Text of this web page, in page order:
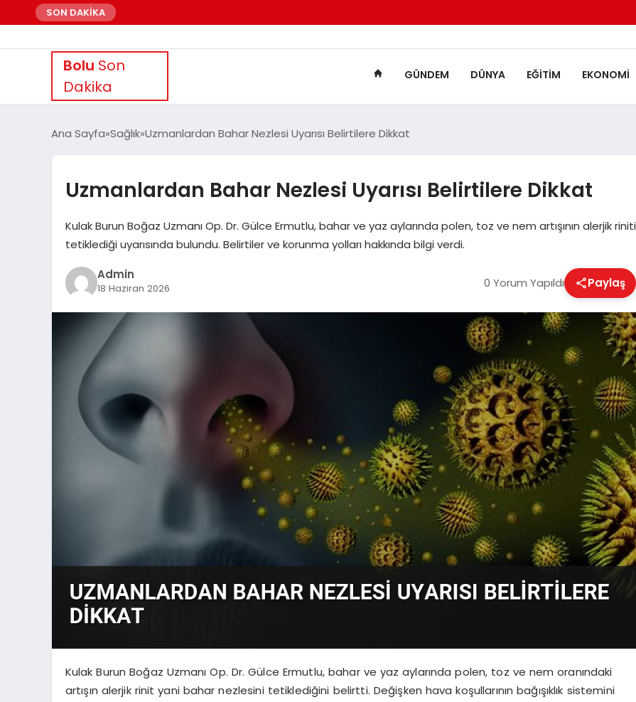
SON DAKİKA
Bolu Son
Dakika
GÜNDEM DÜNYA EĞITIM EKONOMI
Ana Sayfa Sağlık Uzmanlardan Bahar Nezlesi Uyarısı Belirtilere Dikkat
Uzmanlardan Bahar Nezlesi Uyarısı Belirtilere Dikkat
Kulak Burun Boğaz Uzmanı Op. Dr. Gülce Ermutlu, bahar ve yaz aylarında polen, toz ve nem artışının alerjik riniti
tetiklediği uyarısında bulundu. Belirtiler ve korunma yolları hakkında bilgi verdi.
Admin
18 Haziran 2026 0 Yorum Yapıldı Paylaş
Kulak Burun Boğaz Uzmanı Op. Dr. Gülce Ermutlu, bahar ve yaz aylarında polen, toz ve nem oranındaki
artışın alerjik rinit yani bahar nezlesini tetiklediğini belirtti. Değişken hava koşullarının bağışıklık sistemini